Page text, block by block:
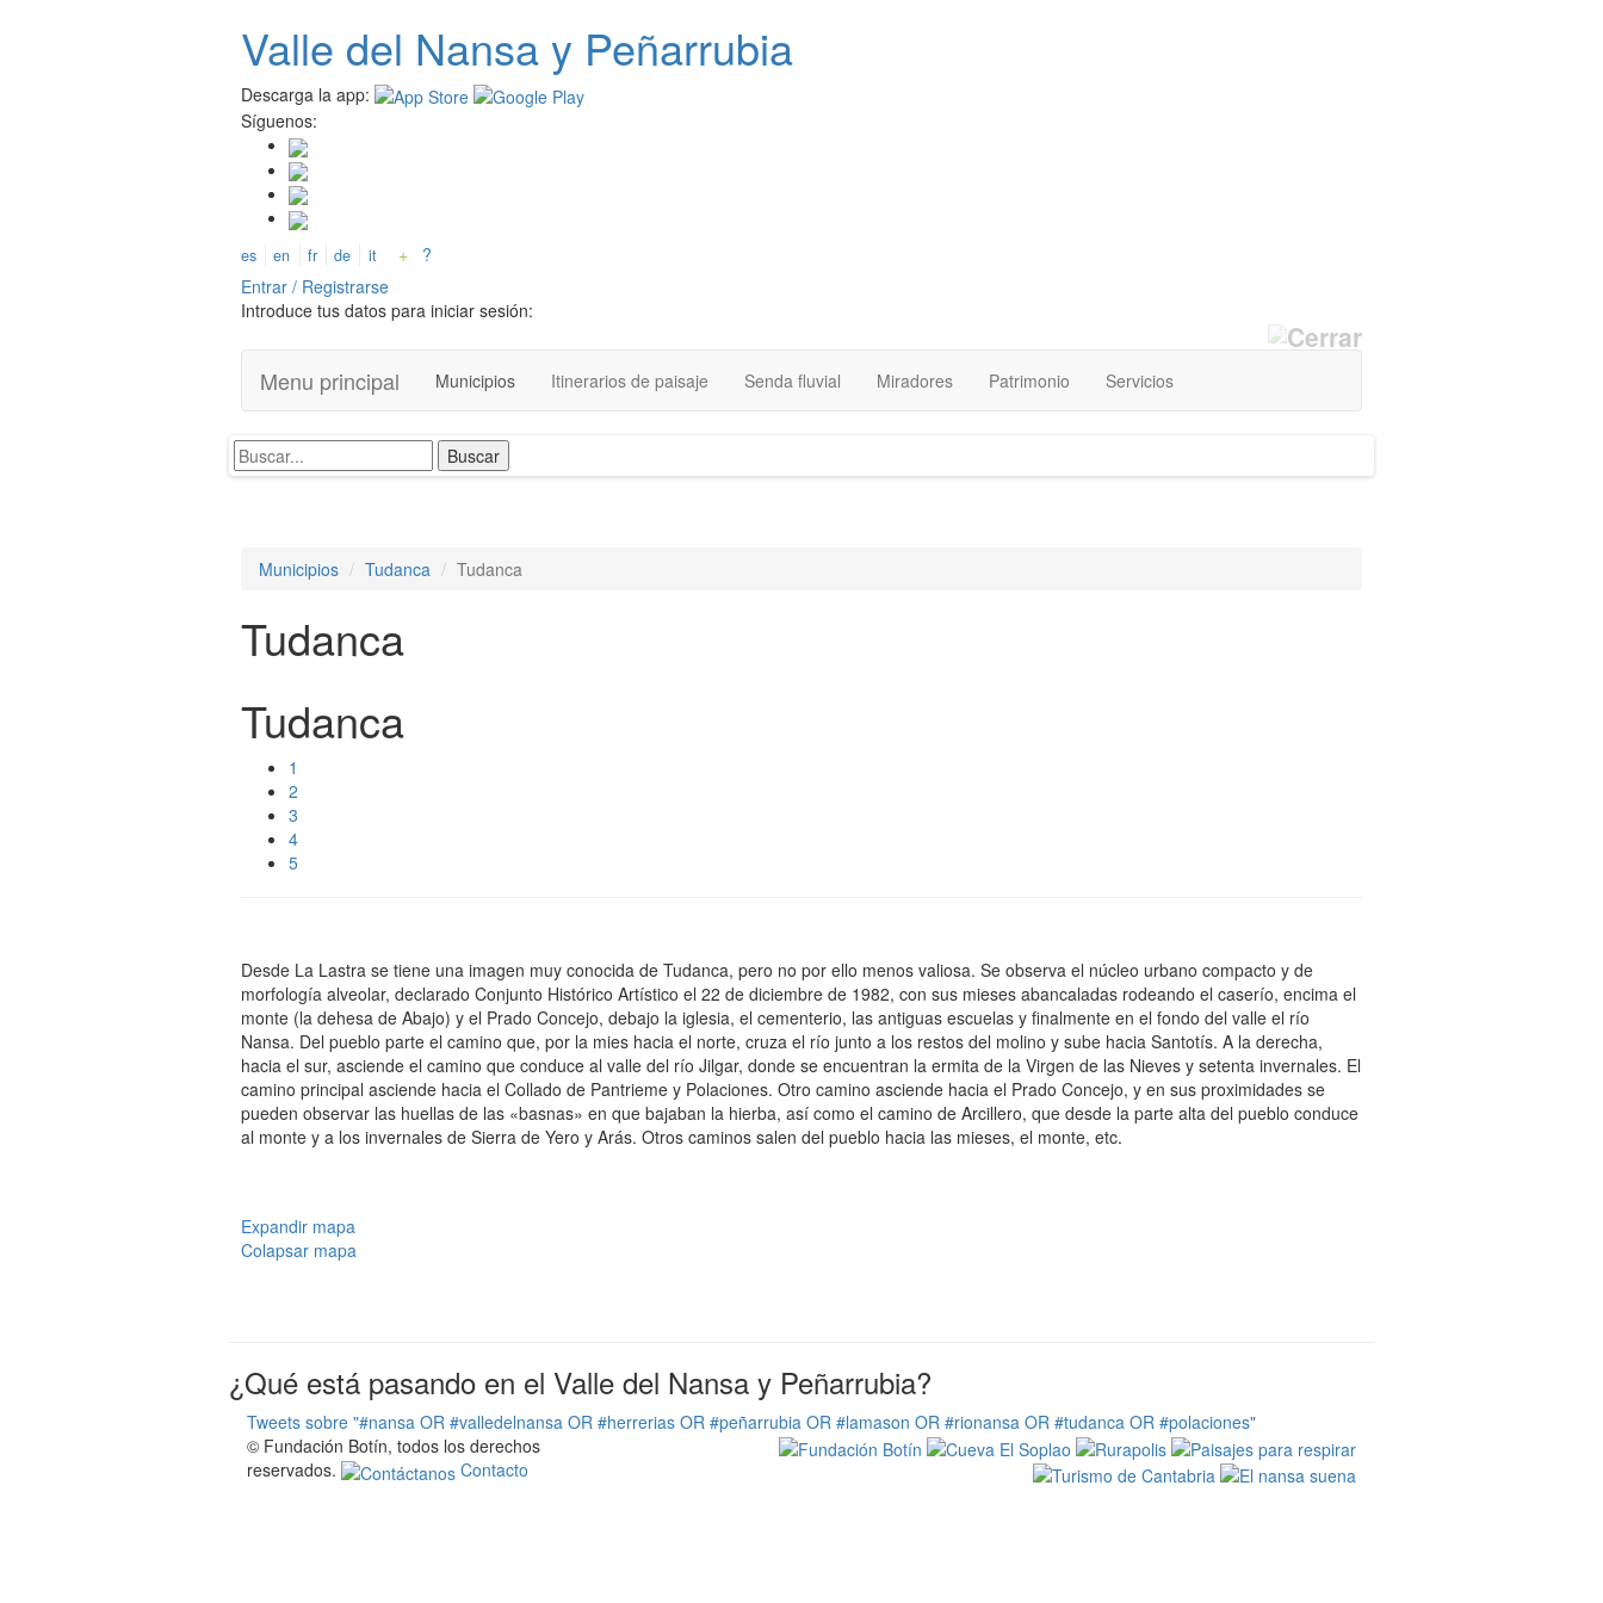
Valle del Nansay Peñarrubia
Descarga la app:
Síguenos:
es en fr de it +
?
Entrar / Registrarse
Introduce tus datos para iniciar sesión:
Menu principal Municipios Itinerarios de paisaje Senda fluvial Miradores Patrimonio Servicios
Municipios Tudanca Tudanca
Tudanca
Tudanca
1
2
3
4
5
Desde La Lastra se tiene una imagen muy conocida de Tudanca, pero no por ello menos valiosa. Se observa el núcleo urbano compacto y de
morfología alveolar, declarado Conjunto Histórico Artístico el 22 de diciembre de 1982, con sus mieses abancaladas rodeando el caserío, encima el
monte (la dehesa de Abajo) y el Prado Concejo, debajo la iglesia, el cementerio, las antiguas escuelas y finalmente en el fondo del valle el río
Nansa. Del pueblo parte el camino que, por la mies hacia el norte, cruza el río junto a los restos del molino y sube hacia Santotís. A la derecha,
hacia el sur, asciende el camino que conduce al valle del río Jilgar, donde se encuentran la ermita de la Virgen de las Nieves y setenta invernales. El
camino principal asciende hacia el Collado de Pantrieme y Polaciones. Otro camino asciende hacia el Prado Concejo, y en sus proximidades se
pueden observar las huellas de las «basnas» en que bajaban la hierba, así como el camino de Arcillero, que desde la parte alta del pueblo conduce
al monte y a los invernales de Sierra de Yero y Arás. Otros caminos salen del pueblo hacia las mieses, el monte, etc.
Expandir mapa
Colapsar mapa
¿Qué está pasando en el Valle del Nansa y Peñarrubia?
Tweets sobre "#nansa OR #valledelnansa OR #herrerias OR #peñarrubia OR #lamason OR #rionansa OR #tudanca OR #polaciones"
© Fundación Botín, todos los derechos
reservados.
Contacto